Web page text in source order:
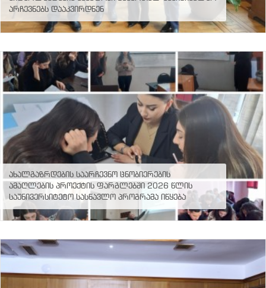
2
3
4
5
6
არჩევნებს დააკვირდნენ
ახალგაზრდების საარჩევნო ცნობიერების
ამაღლების პროექტის ფარგლებში 2026 წლის
საუნივერსიტეტო სასწავლო პროგრამა იწყება